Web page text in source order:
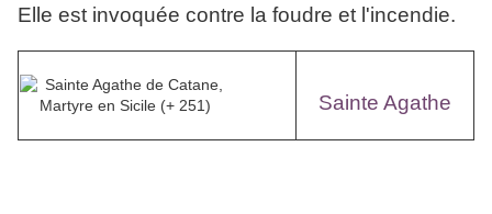
Elle est invoquée contre la foudre et l'incendie.
Sainte Agathe